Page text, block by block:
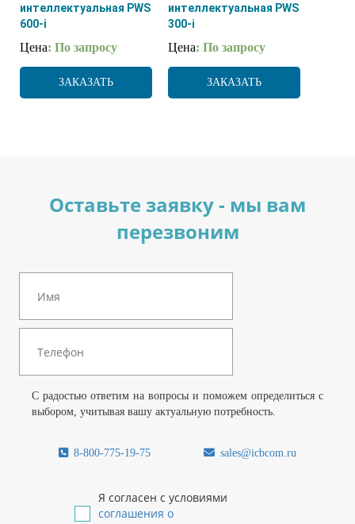
интеллектуальная PWS
600-i
Цена: По запросу
ЗАКАЗАТЬ
интеллектуальная PWS
300-i
Цена: По запросу
ЗАКАЗАТЬ
Оставьте заявку - мы вам
перезвоним
С радостью ответим на вопросы и поможем определиться с
выбором, учитывая вашу актуальную потребность.
8-800-775-19-75 sales@icbcom.ru
Я согласен с условиями
соглашения о